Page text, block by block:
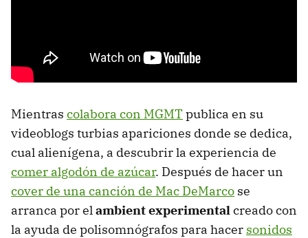
Mientras colabora con MGMTpublica en su
videoblogs turbias apariciones donde se dedica,
cual alienígena, a descubrir la experiencia de
comer algodón de azúcar. Después de hacer un
cover de una canción de Mac DeMarco se
arranca por el ambient experimental creado con
la ayuda de polisomnógrafos para hacer sonidos